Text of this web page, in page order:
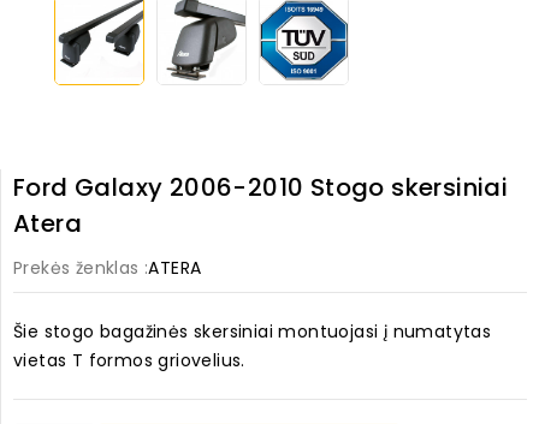
Ford Galaxy 2006-2010 Stogo skersiniai
Atera
Prekės ženklas :ATERA
Šie stogo bagažinės skersiniai montuojasi į numatytas
vietas T formos griovelius.